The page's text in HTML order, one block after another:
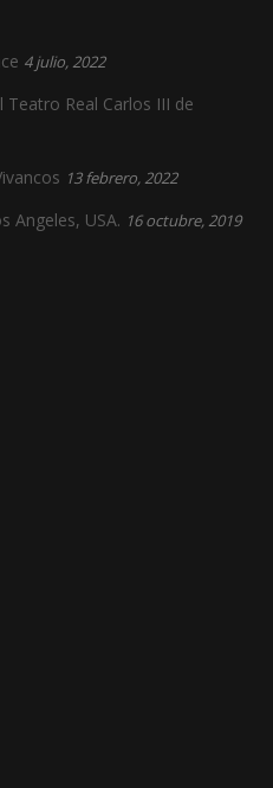
4 julio, 2022
Teatro Real Carlos III de
13 febrero, 2022
Angeles, USA. 16 octubre, 2019